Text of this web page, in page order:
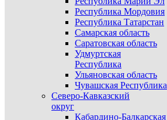
Республика Мордовия
Республика Татарстан
Самарская область
Саратовская область
Удмуртская
Республика
Ульяновская область
Чувашская Республика
Северо-Кавказский
округ
Кабардино-Балкарская